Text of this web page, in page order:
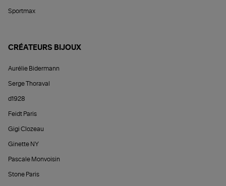
Sportmax
CRÉATEURS BIJOUX
Aurélie Bidermann
Serge Thoraval
d1928
Feidt Paris
Gigi Clozeau
Ginette NY
Pascale Monvoisin
Stone Paris